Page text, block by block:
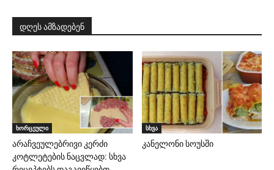
დღეს ამზადებენ
ხორცეული
არაჩვეულებრივი კერძი
კოტლეტების ნაცვლად: სხვა
სხვა
კანელონი სოუსში